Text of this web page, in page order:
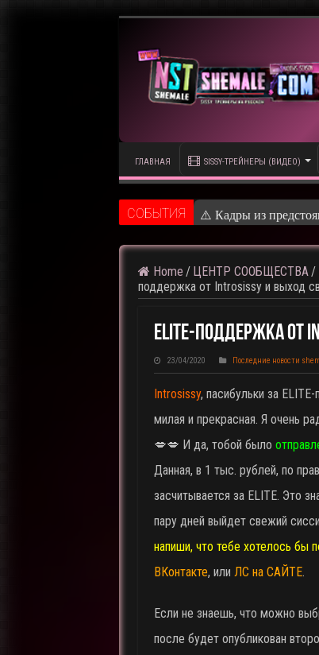
ГЛАВНАЯ SISSY-ТРЕЙНЕРЫ (ВИДЕО)
CОБЫТИЯ ⚠️ Кадры из
Home / ЦЕНТР СООБЩЕСТВА /
поддержка от Introsissy и выход
ELITE-Поддержка От
23/04/2020 Последние новости
Introsissy, пасибульки за
милая и прекрасная. Я очень
💋💋 И да, тобой было
Данная, в 1 тыс. рублей, по
засчитывается за ELITE. Это
пару дней выйдет свежий
напиши, что тебе хотелось бы
ВКонтакте, или ЛС на САЙТЕ.
Если не знаешь, что можно
после будет опубликован